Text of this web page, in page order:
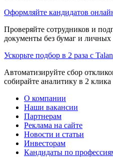
Оформляйте кандидатов
Проверяйте сотрудников и
документы без бумаг и личных
Ускорьте подбор в 2 раза с
Автоматизируйте сбор
собирайте аналитику в 2 клика
О компании
Наши вакансии
Партнерам
Реклама на сайте
Новости и статьи
Инвесторам
Кандидаты по